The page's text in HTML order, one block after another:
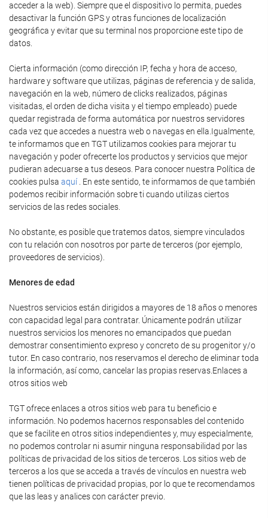
acceder a la web). Siempre que el dispositivo lo permita, puedes
desactivar la función GPS y otras funciones de localización
geográfica y evitar que su terminal nos proporcione este tipo de
datos.
Cierta información (como dirección IP, fecha y hora de acceso,
hardware y software que utilizas, páginas de referencia y de salida,
navegación en la web, número de clicks realizados, páginas
visitadas, el orden de dicha visita y el tiempo empleado) puede
quedar registrada de forma automática por nuestros servidores
cada vez que accedes a nuestra web o navegas en ella.Igualmente,
te informamos que en TGT utilizamos cookies para mejorar tu
navegación y poder ofrecerte los productos y servicios que mejor
pudieran adecuarse a tus deseos. Para conocer nuestra Política de
cookies pulsa aquí . En este sentido, te informamos de que también
podemos recibir información sobre ti cuando utilizas ciertos
servicios de las redes sociales.
No obstante, es posible que tratemos datos, siempre vinculados
con tu relación con nosotros por parte de terceros (por ejemplo,
proveedores de servicios).
Menores de edad
Nuestros servicios están dirigidos a mayores de 18 años o menores
con capacidad legal para contratar. Únicamente podrán utilizar
nuestros servicios los menores no emancipados que puedan
demostrar consentimiento expreso y concreto de su progenitor y/o
tutor. En caso contrario, nos reservamos el derecho de eliminar toda
la información, así como, cancelar las propias reservas.Enlaces a
otros sitios web
TGT ofrece enlaces a otros sitios web para tu beneficio e
información. No podemos hacernos responsables del contenido
que se facilite en otros sitios independientes y, muy especialmente,
no podemos controlar ni asumir ninguna responsabilidad por las
políticas de privacidad de los sitios de terceros. Los sitios web de
terceros a los que se acceda a través de vínculos en nuestra web
tienen políticas de privacidad propias, por lo que te recomendamos
que las leas y analices con carácter previo.